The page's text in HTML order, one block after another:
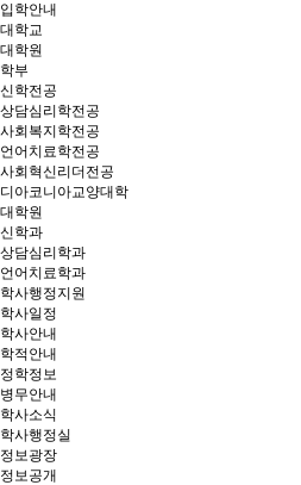
입학안내
대학교
대학원
학부
신학전공
상담심리학전공
사회복지학전공
언어치료학전공
사회혁신리더전공
디아코니아교양대학
대학원
신학과
상담심리학과
언어치료학과
학사행정지원
학사일정
학사안내
학적안내
정학정보
병무안내
학사소식
학사행정실
정보광장
정보공개